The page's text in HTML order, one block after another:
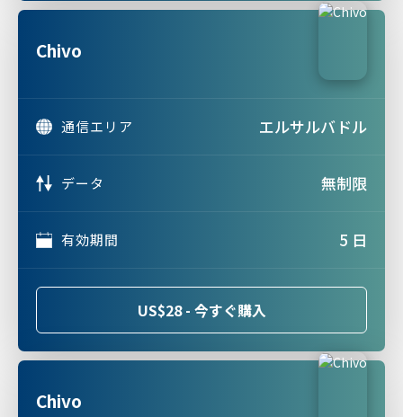
Chivo
通信エリア エルサルバドル
データ 無制限
有効期間 5 日
US$28 - 今すぐ購入
Chivo